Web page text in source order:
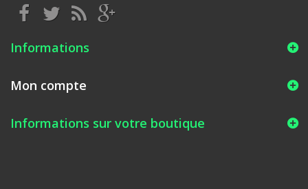
Informations
Mon compte
Informations sur votre boutique